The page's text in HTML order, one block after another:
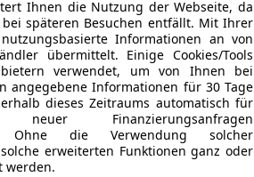
Ihnen die Nutzung der Webseite, da
späteren Besuchen entfällt. Mit Ihrer
Informationen an von
übermittelt. Einige Cookies/Tools
verwendet, um von Ihnen bei
angegebene Informationen für 30 Tage
dieses Zeitraums automatisch für
Finanzierungsanfragen
Ohne die Verwendung solcher
erweiterten Funktionen ganz oder
werden.